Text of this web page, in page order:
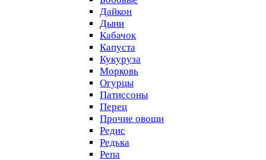
Дайкон
Дыни
Кабачок
Капуста
Кукуруза
Морковь
Огурцы
Патиссоны
Перец
Прочие овощи
Редис
Редька
Репа